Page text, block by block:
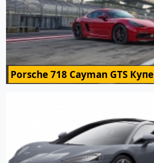
Porsche 718 Cayman GTS Купе